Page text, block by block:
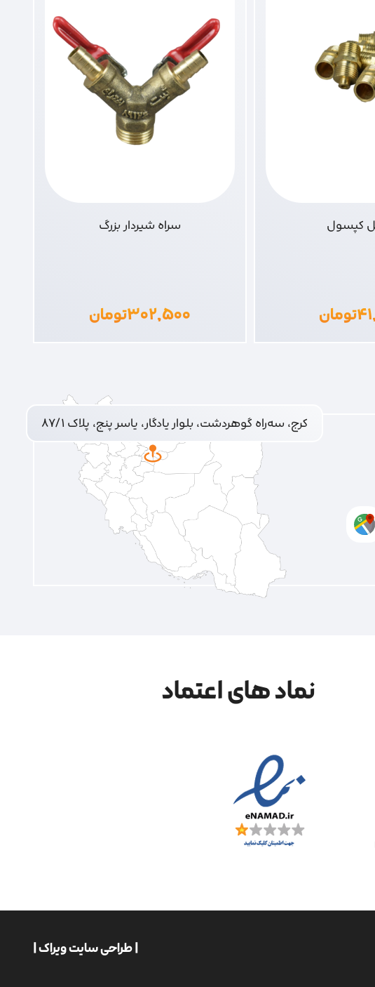
کپسول
تومان
سراه شیردار بزرگ
۳۰۲,۵۰۰تومان
کرج، سه‌راه گوهردشت، بلوار یادگار، یاسر پنج، پلاک ۸۷/۱
نماد های اعتماد
| طراحی سایت ویراک |